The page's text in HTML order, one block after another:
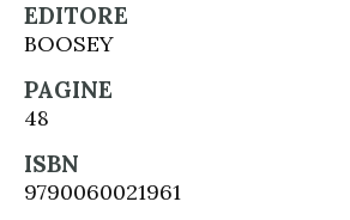
EDITORE
BOOSEY
PAGINE
48
ISBN
9790060021961